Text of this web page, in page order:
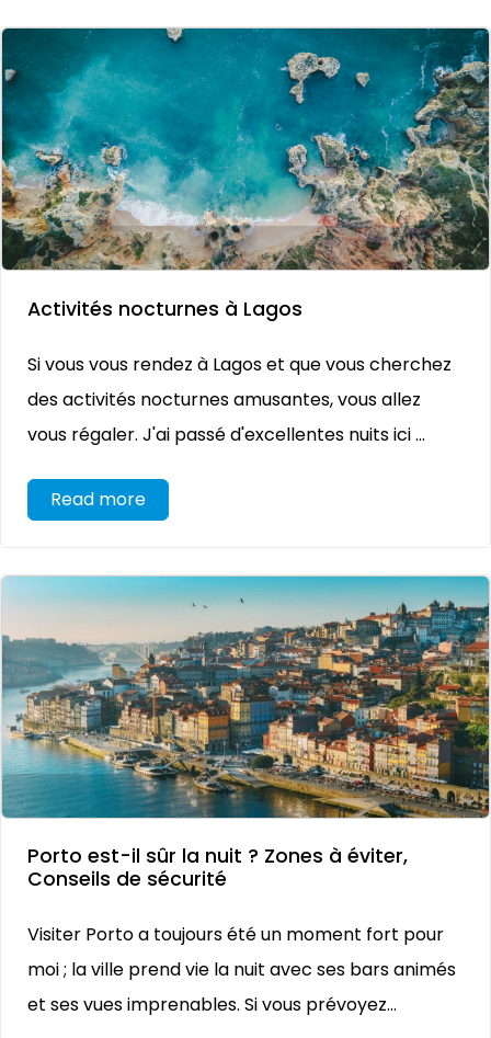
Activités nocturnes à Lagos
Si vous vous rendez à Lagos et que vous cherchez
des activités nocturnes amusantes, vous allez
vous régaler. J'ai passé d'excellentes nuits ici ...
Read more
Porto est-il sûr la nuit ? Zones à éviter,
Conseils de sécurité
Visiter Porto a toujours été un moment fort pour
moi ; la ville prend vie la nuit avec ses bars animés
et ses vues imprenables. Si vous prévoyez...